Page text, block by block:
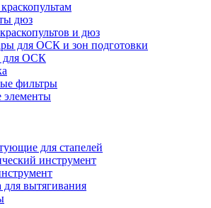
дюз
и дюз
для ОСК и зон подготовки
для ОСК
фильтры
для стапелей
инструмент
для вытягивания